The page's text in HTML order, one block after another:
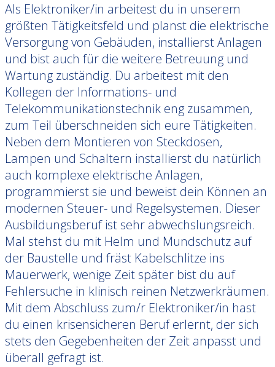
Als Elektroniker/in arbeitest du in unserem
größten Tätigkeitsfeld und planst die elektrische
Versorgung von Gebäuden, installierst Anlagen
und bist auch für die weitere Betreuung und
Wartung zuständig. Du arbeitest mit den
Kollegen der Informations- und
Telekommunikations­technik eng zusammen,
zum Teil überschneiden sich eure Tätigkeiten.
Neben dem Montieren von Steckdosen,
Lampen und Schaltern installierst du natürlich
auch komplexe elektrische Anlagen,
programmierst sie und beweist dein Können an
modernen Steuer- und Regelsystemen. Dieser
Ausbildungsberuf ist sehr abwechslungsreich.
Mal stehst du mit Helm und Mundschutz auf
der Baustelle und fräst Kabelschlitze ins
Mauerwerk, wenige Zeit später bist du auf
Fehlersuche in klinisch reinen Netzwerkräumen.
Mit dem Abschluss zum/r Elektroniker/in hast
du einen krisensicheren Beruf erlernt, der sich
stets den Gegebenheiten der Zeit anpasst und
überall gefragt ist.